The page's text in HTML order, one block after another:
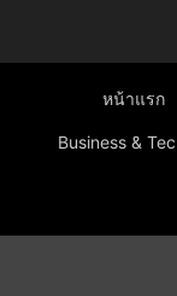
หน้าแรก
Business &